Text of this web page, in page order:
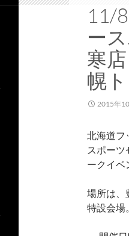
11/
ー
寒
幌
2015年
北海道フ
スポーツ
ークイベ
場所は、
特設会場